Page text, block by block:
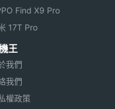
器
(個人資訊管理)
Find X9 Pro
17T Pro
王
我們
我們
權政策